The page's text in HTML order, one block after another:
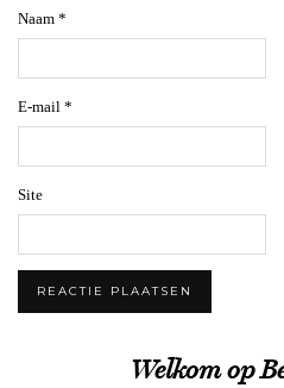
Naam *
E-mail *
Site
Welkom op